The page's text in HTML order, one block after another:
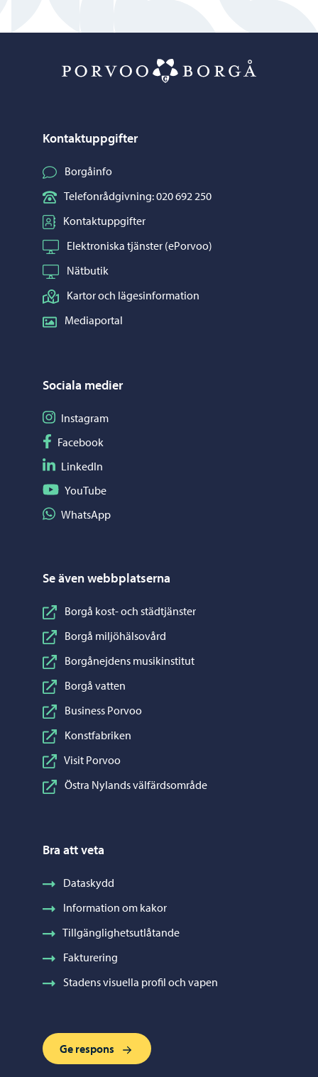
Kontaktuppgifter
Borgåinfo
Telefonrådgivning: 020 692 250
Kontaktuppgifter
Elektroniska tjänster (ePorvoo)
Nätbutik
Kartor och lägesinformation
Mediaportal
Sociala medier
Följ på Instagram
Instagram
Följ på Facebook
Facebook
Följ på LinkedIn
LinkedIn
Följ på YouTube
YouTube
Dela på WhatsApp
WhatsApp
Se även webbplatserna
Borgå kost- och städtjänster
Borgå miljöhälsovård
Borgånejdens musikinstitut
Borgå vatten
Business Porvoo
Konstfabriken
Visit Porvoo
Östra Nylands välfärdsområde
Bra att veta
Dataskydd
Information om kakor
Tillgänglighetsutlåtande
Fakturering
Stadens visuella profil och vapen
Ge respons